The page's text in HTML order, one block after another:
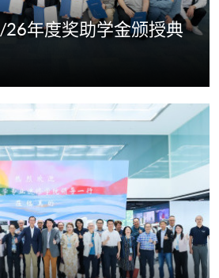
年度奖助学金颁授典